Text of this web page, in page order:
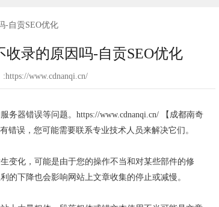
-自贡SEO优化
录的原因吗-自贡SEO优化
www.cdnanqi.cn/
器错误等问题。https://www.cdnanqi.cn/ 【成都南奇
错误，您可能需要联系专业技术人员来解决它们。
变化，可能是由于您的操作不当和对某些部件的修
的下降也会影响网站上文章收集的停止或减慢。